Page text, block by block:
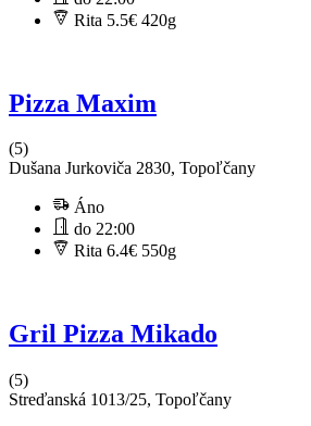
Rita 5.5€ 420g
Pizza Maxim
(5)
Dušana Jurkoviča 2830, Topoľčany
Áno
do 22:00
Rita 6.4€ 550g
Gril Pizza Mikado
(5)
Streďanská 1013/25, Topoľčany